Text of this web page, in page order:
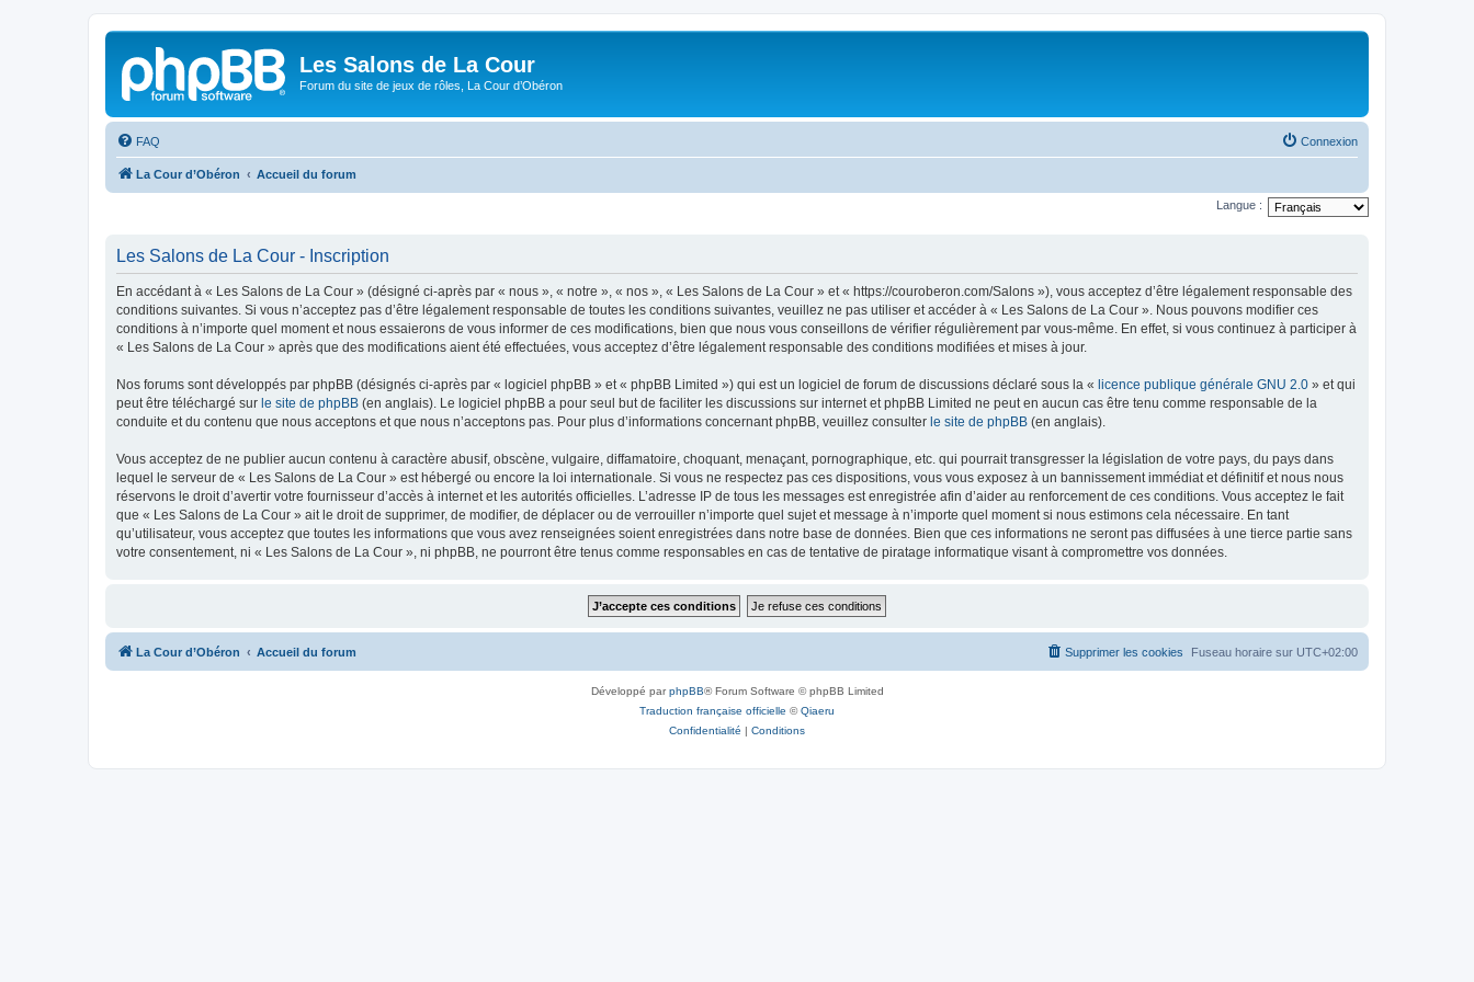
Les Salons de La Cour
Forum du site de jeux de rôles, La Cour d’Obéron
FAQ Connexion
La Cour d’Obéron Accueil du forum
Langue :
Les Salons de La Cour - Inscription
En accédant à « Les Salons de La Cour » (désigné ci-après par « nous », « notre », « nos », « Les Salons de La Cour » et « https://couroberon.com/Salons »), vous acceptez d’être légalement responsable des
conditions suivantes. Si vous n’acceptez pas d’être légalement responsable de toutes les conditions suivantes, veuillez ne pas utiliser et accéder à « Les Salons de La Cour ». Nous pouvons modifier ces
conditions à n’importe quel moment et nous essaierons de vous informer de ces modifications, bien que nous vous conseillons de vérifier régulièrement par vous-même. En effet, si vous continuez à participer à
« Les Salons de La Cour » après que des modifications aient été effectuées, vous acceptez d’être légalement responsable des conditions modifiées et mises à jour.
Nos forums sont développés par phpBB (désignés ci-après par « logiciel phpBB » et « phpBB Limited ») qui est un logiciel de forum de discussions déclaré sous la « licence publique générale GNU 2.0 » et qui
peut être téléchargé sur le site de phpBB (en anglais). Le logiciel phpBB a pour seul but de faciliter les discussions sur internet et phpBB Limited ne peut en aucun cas être tenu comme responsable de la
conduite et du contenu que nous acceptons et que nous n’acceptons pas. Pour plus d’informations concernant phpBB, veuillez consulter le site de phpBB (en anglais).
Vous acceptez de ne publier aucun contenu à caractère abusif, obscène, vulgaire, diffamatoire, choquant, menaçant, pornographique, etc. qui pourrait transgresser la législation de votre pays, du pays dans
lequel le serveur de « Les Salons de La Cour » est hébergé ou encore la loi internationale. Si vous ne respectez pas ces dispositions, vous vous exposez à un bannissement immédiat et définitif et nous nous
réservons le droit d’avertir votre fournisseur d’accès à internet et les autorités officielles. L’adresse IP de tous les messages est enregistrée afin d’aider au renforcement de ces conditions. Vous acceptez le fait
que « Les Salons de La Cour » ait le droit de supprimer, de modifier, de déplacer ou de verrouiller n’importe quel sujet et message à n’importe quel moment si nous estimons cela nécessaire. En tant
qu’utilisateur, vous acceptez que toutes les informations que vous avez renseignées soient enregistrées dans notre base de données. Bien que ces informations ne seront pas diffusées à une tierce partie sans
votre consentement, ni « Les Salons de La Cour », ni phpBB, ne pourront être tenus comme responsables en cas de tentative de piratage informatique visant à compromettre vos données.
La Cour d’Obéron Accueil du forum Fuseau horaire sur UTC+02:00
Supprimer les cookies
Développé parphpBB® Forum Software © phpBB Limited
Traduction française officielle ©Qiaeru
Confidentialité | Conditions